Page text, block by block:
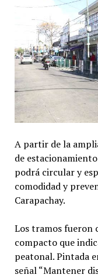
A partir de la
de
podrá circular y
comodidad y
Carapachay.
Los tramos fueron
compacto que
peatonal. Pintada
señal “Mantener